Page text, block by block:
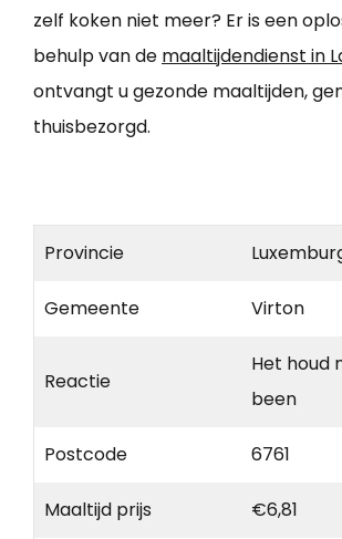
zelf koken niet meer? Er is een
behulp van de maaltijdendienst in
ontvangt u gezonde maaltijden,
thuisbezorgd.
Provincie
Gemeente Virton
Reactie
Het houd
been
Postcode 6761
Maaltijd prijs €6,81